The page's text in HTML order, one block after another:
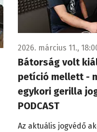
2026. március 11.,
Bátorság volt
petíció mellett -
egykori gerilla
PODCAST
Az aktuális jogvédő